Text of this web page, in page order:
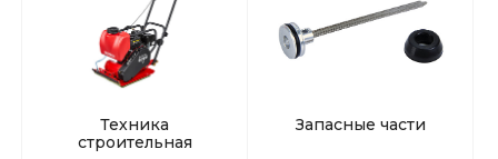
Техника
строительная
Запасные части